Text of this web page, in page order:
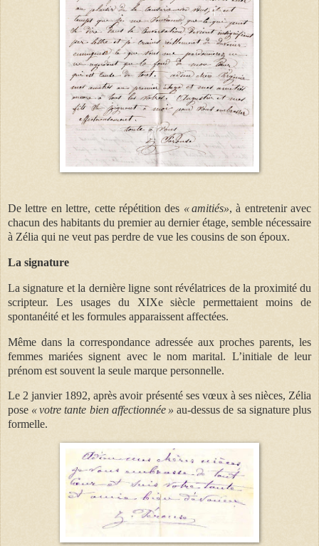
De lettre en lettre, cette répétition des « amitiés», à entretenir avec
chacun des habitants du premier au dernier étage, semble nécessaire
à Zélia qui ne veut pas perdre de vue les cousins de son époux.
La signature
La signature et la dernière ligne sont révélatrices de la proximité du
scripteur. Les usages du XIXe siècle permettaient moins de
spontanéité et les formules apparaissent affectées.
Même dans la correspondance adressée aux proches parents, les
femmes mariées signent avec le nom marital. L’initiale de leur
prénom est souvent la seule marque personnelle.
Le 2 janvier 1892, après avoir présenté ses vœux à ses nièces, Zélia
pose « votre tante bien affectionnée » au-dessus de sa signature plus
formelle.